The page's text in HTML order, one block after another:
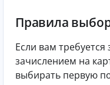
Правила
Если вам
зачислением на
выбирать первую